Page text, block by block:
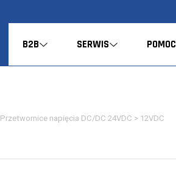
B2B SERWIS POMOC
Przetwornice napięcia DC/DC 24VDC > 12VDC